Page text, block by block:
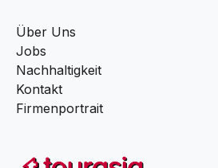
Über Uns
Jobs
Nachhaltigkeit
Kontakt
Firmenportrait